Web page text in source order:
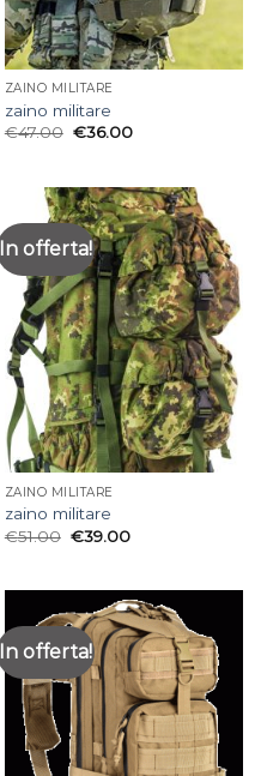
ZAINO MILITARE
zaino militare
€47.00 €36.00
In offerta!
ZAINO MILITARE
zaino militare
€51.00 €39.00
In offerta!